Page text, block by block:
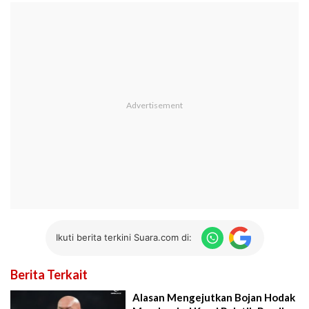
Ikuti berita terkini Suara.com di:
Berita Terkait
Alasan Mengejutkan Bojan Hodak